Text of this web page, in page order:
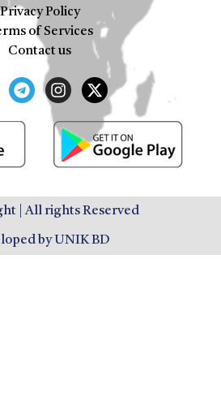
Privacy Policy
of Services
Contact us
| All rights Reserved
by UNIK BD